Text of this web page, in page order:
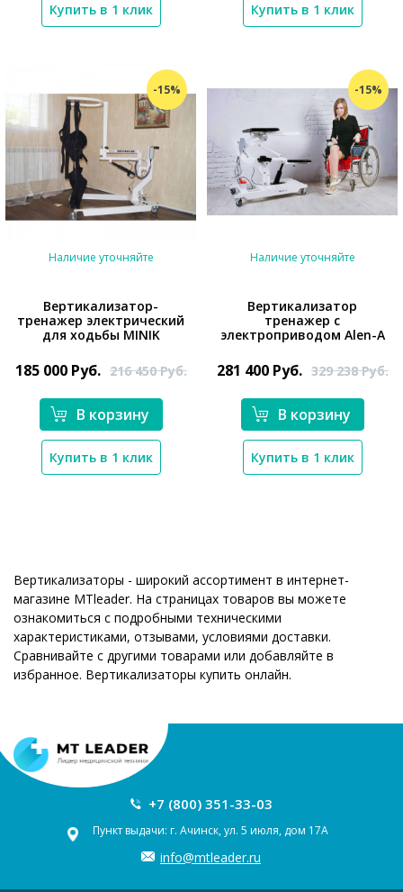
Купить в 1 клик Купить в 1 клик
-15%
*}
Наличие уточняйте
Вертикализатор-
тренажер электрический
для ходьбы MINIK
185 000 Руб. 216 450Руб.
В корзину
Купить в 1 клик
-15%
*}
Наличие уточняйте
Вертикализатор
тренажер с
электроприводом Alen-A
281 400 Руб. 329 238Руб.
В корзину
Купить в 1 клик
Вертикализаторы - широкий ассортимент в интернет-
магазине MTleader. На страницах товаров вы можете
ознакомиться с подробными техническими
характеристиками, отзывами, условиями доставки.
Сравнивайте с другими товарами или добавляйте в
избранное. Вертикализаторы купить онлайн.
+7 (800) 351-33-03
Пункт выдачи: г. Ачинск, ул. 5 июля, дом 17А
info@mtleader.ru